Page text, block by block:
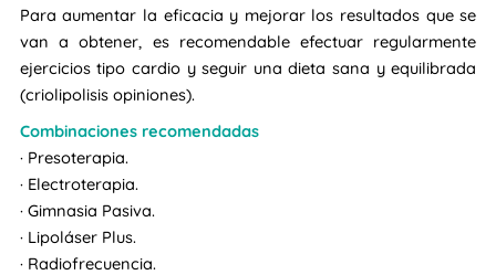
Para aumentar la eficacia y mejorar los resultados que se
van a obtener, es recomendable efectuar regularmente
ejercicios tipo cardio y seguir una dieta sana y equilibrada
(criolipolisis opiniones).
Combinaciones recomendadas
· Presoterapia.
· Electroterapia.
· Gimnasia Pasiva.
· Lipoláser Plus.
· Radiofrecuencia.